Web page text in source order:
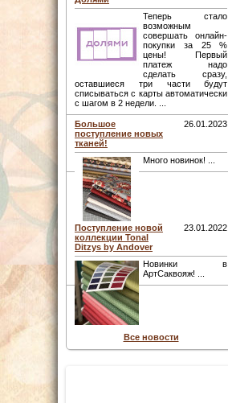
Теперь стало
возможным
совершать онлайн-
покупки за 25 %
цены! Первый
платеж надо
сделать сразу,
оставшиеся три части будут
списываться с карты автоматически
с шагом в 2 недели. ...
Большое
поступление новых
тканей!
26.01.2023
Много новинок! ...
Поступление новой
коллекции Tonal
Ditzys by Andover
23.01.2022
Новинки в
АртСаквояж! ...
Все новости